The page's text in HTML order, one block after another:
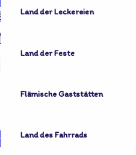
Land der Leckereien
Land der Feste
Flämische Gaststätten
Land des Fahrrads